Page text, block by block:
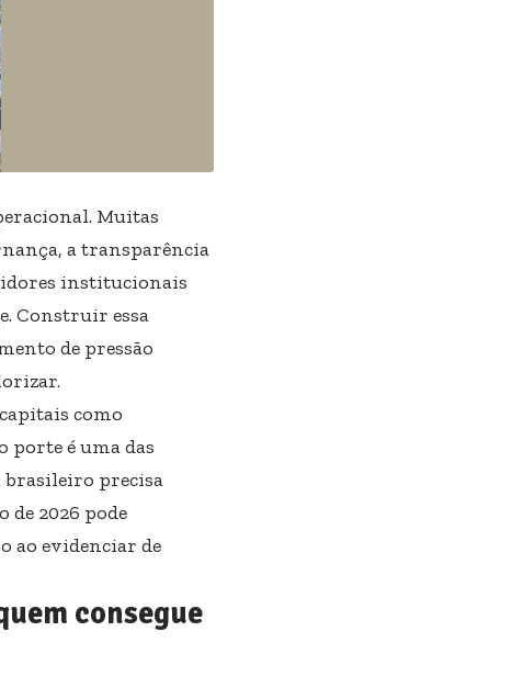
Muitas
a transparência
institucionais
Construir essa
de pressão
como
porte é uma das
brasileiro precisa
de 2026 pode
ao evidenciar de
consegue